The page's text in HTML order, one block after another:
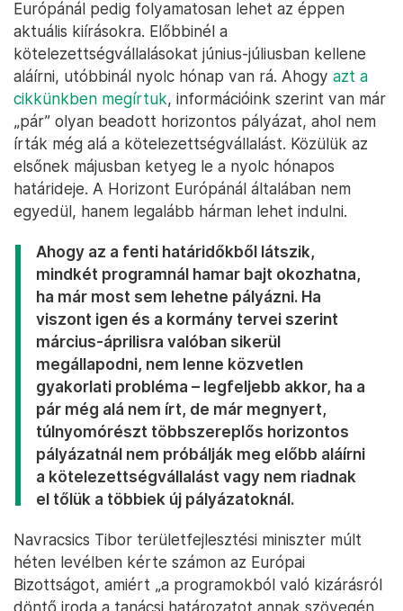
Európánál pedig folyamatosan lehet az éppen
aktuális kiírásokra. Előbbinél a
kötelezettségvállalásokat június-júliusban kellene
aláírni, utóbbinál nyolc hónap van rá. Ahogy azt a
cikkünkben megírtuk, információink szerint van már
„pár” olyan beadott horizontos pályázat, ahol nem
írták még alá a kötelezettségvállalást. Közülük az
elsőnek májusban ketyeg le a nyolc hónapos
határideje. A Horizont Európánál általában nem
egyedül, hanem legalább hárman lehet indulni.
Ahogy az a fenti határidőkből látszik,
mindkét programnál hamar bajt okozhatna,
ha már most sem lehetne pályázni. Ha
viszont igen és a kormány tervei szerint
március-áprilisra valóban sikerül
megállapodni, nem lenne közvetlen
gyakorlati probléma – legfeljebb akkor, ha a
pár még alá nem írt, de már megnyert,
túlnyomórészt többszereplős horizontos
pályázatnál nem próbálják meg előbb aláírni
a kötelezettségvállalást vagy nem riadnak
el tőlük a többiek új pályázatoknál.
Navracsics Tibor területfejlesztési miniszter múlt
héten levélben kérte számon az Európai
Bizottságot, amiért „a programokból való kizárásról
döntő iroda a tanácsi határozatot annak szövegén